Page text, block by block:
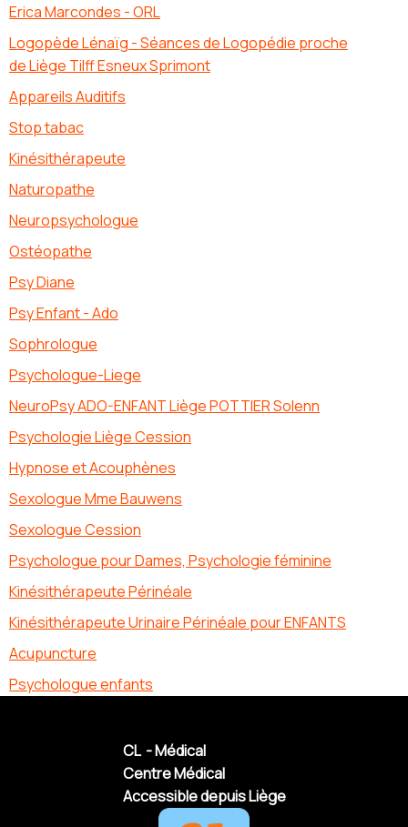
Erica Marcondes - ORL
Logopède Lénaïg - Séances de Logopédie proche
de Liège Tilff Esneux Sprimont
Appareils Auditifs
Stop tabac
Kinésithérapeute
Naturopathe
Neuropsychologue
Ostéopathe
Psy Diane
Psy Enfant - Ado
Sophrologue
Psychologue-Liege
NeuroPsy ADO-ENFANT Liège POTTIER Solenn
Psychologie Liège Cession
Hypnose et Acouphènes
Sexologue Mme Bauwens
Sexologue Cession
Psychologue pour Dames, Psychologie féminine
Kinésithérapeute Périnéale
Kinésithérapeute Urinaire Périnéale pour ENFANTS
Acupuncture
Psychologue enfants
CL - Médical
Centre Médical
Accessible depuis Liège